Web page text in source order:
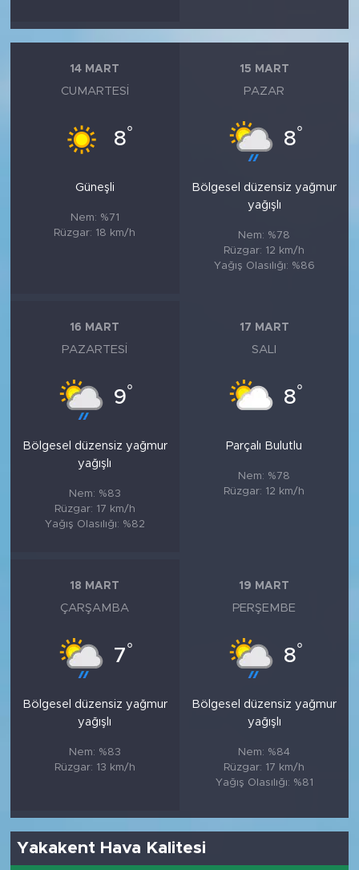
14 MART
CUMARTESI
8°
Güneşli
Nem: %71
Rüzgar: 18 km/h
15 MART
PAZAR
8°
Bölgesel düzensiz yağmur
yağışlı
Nem: %78
Rüzgar: 12 km/h
Yağış Olasılığı: %86
16 MART
PAZARTESI
9°
Bölgesel düzensiz yağmur
yağışlı
Nem: %83
Rüzgar: 17 km/h
Yağış Olasılığı: %82
17 MART
SALI
8°
Parçalı Bulutlu
Nem: %78
Rüzgar: 12 km/h
18 MART
ÇARŞAMBA
7°
Bölgesel düzensiz yağmur
yağışlı
Nem: %83
Rüzgar: 13 km/h
19 MART
PERŞEMBE
8°
Bölgesel düzensiz yağmur
yağışlı
Nem: %84
Rüzgar: 17 km/h
Yağış Olasılığı: %81
Yakakent Hava Kalitesi